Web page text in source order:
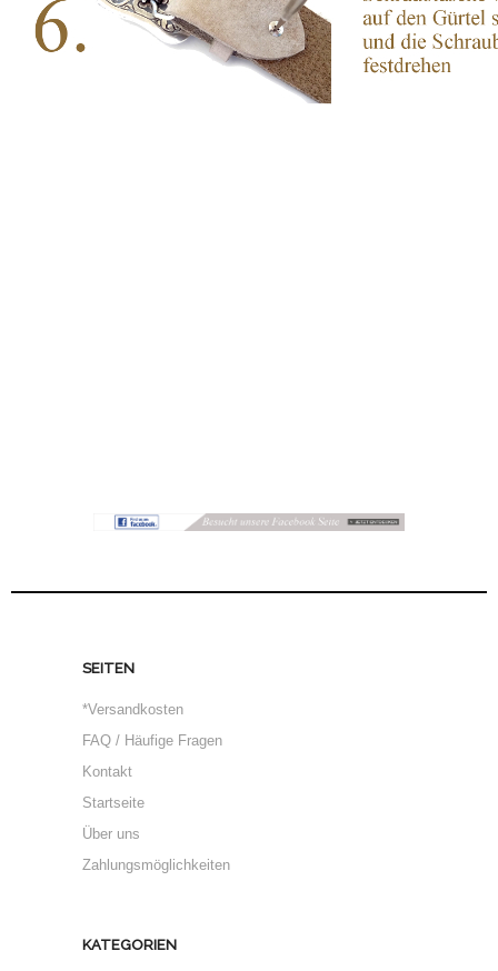
SEITEN
*Versandkosten
FAQ / Häufige Fragen
Kontakt
Startseite
Über uns
Zahlungsmöglichkeiten
KATEGORIEN